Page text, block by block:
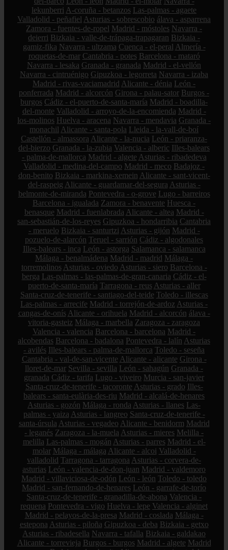
lekunberri A-coruña - betanzos Las-palmas - agaete
Valladolid - peñafiel Asturias - sobrescobio álava - asparrena
Zamora - fuentes-de-ropel Madrid - móstoles Navarra -
deierri Bizkaia - valle-de-trápaga-trapagaran Bizkaia -
gamiz-fika Navarra - ultzama Cuenca - el-peral Almería -
roquetas-de-mar Cantabria - potes Barcelona - mataró
Navarra - lesaka Granada - granada Madrid - el-vellón
Navarra - cintruénigo Gipuzkoa - legorreta Navarra - izaba
Madrid - rivas-vaciamadrid Alicante - dénia León -
ponferrada Madrid - alcorcón Girona - palau-sator Burgos -
burgos Cádiz - el-puerto-de-santa-maría Madrid - boadilla-
del-monte Valladolid - arroyo-de-la-encomienda Madrid -
los-molinos Huelva - aracena Navarra - mendavia Granada -
monachil Alicante - santa-pola Lleida - la-vall-de-boí
Castellón - almassora Alicante - la-nucia León - priaranza-
del-bierzo Granada - la-zubia Valencia - alberic Illes-balears
- palma-de-mallorca Madrid - algete Asturias - ribadedeva
Valladolid - medina-del-campo Madrid - meco Badajoz -
don-benito Bizkaia - markina-xemein Alicante - sant-vicent-
del-raspeig Alicante - guardamar-del-segura Asturias -
belmonte-de-miranda Pontevedra - o-grove Lugo - barreiros
Barcelona - igualada Zamora - benavente Huesca -
benasque Madrid - fuenlabrada Alicante - altea Madrid -
san-sebastián-de-los-reyes Gipuzkoa - hondarribia Cantabria
- meruelo Bizkaia - santurtzi Asturias - gijón Madrid -
pozuelo-de-alarcón Teruel - sarrión Cádiz - algodonales
Illes-balears - inca León - astorga Salamanca - salamanca
Málaga - benalmádena Madrid - madrid Málaga -
torremolinos Asturias - oviedo Asturias - siero Barcelona -
berga Las-palmas - las-palmas-de-gran-canaria Cádiz - el-
puerto-de-santa-maría Tarragona - reus Asturias - aller
Santa-cruz-de-tenerife - santiago-del-teide Toledo - illescas
Las-palmas - arrecife Madrid - torrejón-de-ardoz Asturias -
cangas-de-onís Alicante - orihuela Madrid - alcorcón álava -
vitoria-gasteiz Málaga - marbella Zaragoza - zaragoza
Valencia - valencia Barcelona - barcelona Madrid -
alcobendas Barcelona - badalona Pontevedra - lalín Asturias
- avilés Illes-balears - palma-de-mallorca Toledo - seseña
Cantabria - val-de-san-vicente Alicante - alicante Girona -
lloret-de-mar Sevilla - sevilla León - sahagún Granada -
granada Cádiz - tarifa Lugo - viveiro Murcia - san-javier
Santa-cruz-de-tenerife - tacoronte Asturias - grado Illes-
balears - santa-eulària-des-riu Madrid - alcalá-de-henares
Asturias - gozón Málaga - ronda Asturias - llanes Las-
palmas - yaiza Asturias - langreo Santa-cruz-de-tenerife -
santa-úrsula Asturias - vegadeo Alicante - benidorm Madrid
- leganés Zaragoza - la-muela Asturias - mieres Melilla -
melilla Las-palmas - mogán Asturias - parres Madrid - el-
molar Málaga - málaga Alicante - alcoi Valladolid -
valladolid Tarragona - tarragona Asturias - corvera-de-
asturias León - valencia-de-don-juan Madrid - valdemoro
Madrid - villaviciosa-de-odón León - león Toledo - toledo
Madrid - san-fernando-de-henares León - garrafe-de-torío
Santa-cruz-de-tenerife - granadilla-de-abona Valencia -
requena Pontevedra - vigo Huelva - lepe Valencia - alginet
Madrid - pelayos-de-la-presa Madrid - coslada Málaga -
estepona Asturias - piloña Gipuzkoa - deba Bizkaia - getxo
Asturias - ribadesella Navarra - tafalla Bizkaia - galdakao
Alicante - torrevieja Burgos - burgos Madrid - algete Madrid